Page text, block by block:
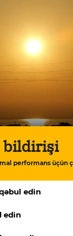
bildirişi
performans üçün
qəbul edin
edin